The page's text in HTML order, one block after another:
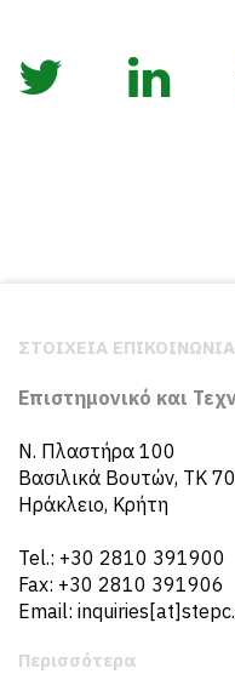
ΣΤΟΙΧΕΙΑ
Επιστημονικό και
N. Πλαστήρα 100
Βασιλικά Βουτών, ΤΚ
Ηράκλειο, Κρήτη
Tel.: +30 2810 391900
Fax: +30 2810 391906
Email:
Περισσότερα